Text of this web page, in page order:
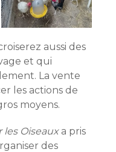
aussi des
et qui
La vente
les actions de
moyens.
Oiseauxa pris
des